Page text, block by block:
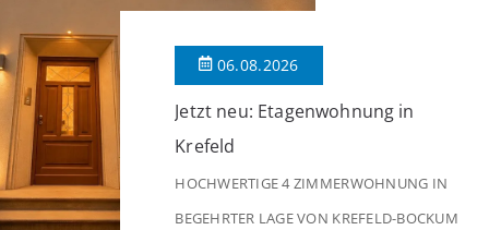
06.08.2026
Jetzt neu: Etagenwohnung in
Krefeld
HOCHWERTIGE 4 ZIMMERWOHNUNG IN
BEGEHRTER LAGE VON KREFELD-BOCKUM